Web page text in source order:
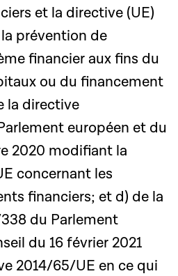
et la directive (UE)
prévention de
financier aux fins du
ou du financement
la directive
européen et du
2020 modifiant la
concernant les
financiers; et d) de la
du Parlement
du 16 février 2021
2014/65/UE en ce qui